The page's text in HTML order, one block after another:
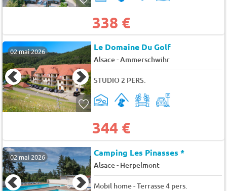
338 €
02 mai 2026 Le Domaine Du Golf
Alsace-Ammerschwihr
STUDIO 2 PERS.
344 €
02 mai 2026 Camping Les Pinasses *
Alsace- Herpelmont
Mobil home - Terrasse 4 pers.